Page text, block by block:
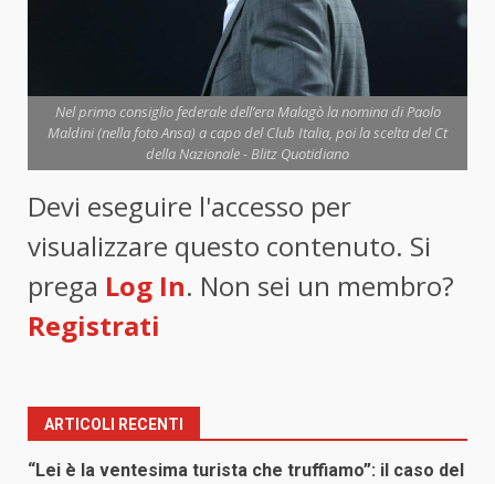
Nel primo consiglio federale dell’era Malagò la nomina di Paolo
Maldini (nella foto Ansa) a capo del Club Italia, poi la scelta del Ct
della Nazionale - Blitz Quotidiano
Devi eseguire l'accesso per
visualizzare questo contenuto. Si
prega Log In. Non sei un membro?
Registrati
ARTICOLI RECENTI
“Lei è la ventesima turista che truffiamo”: il caso del